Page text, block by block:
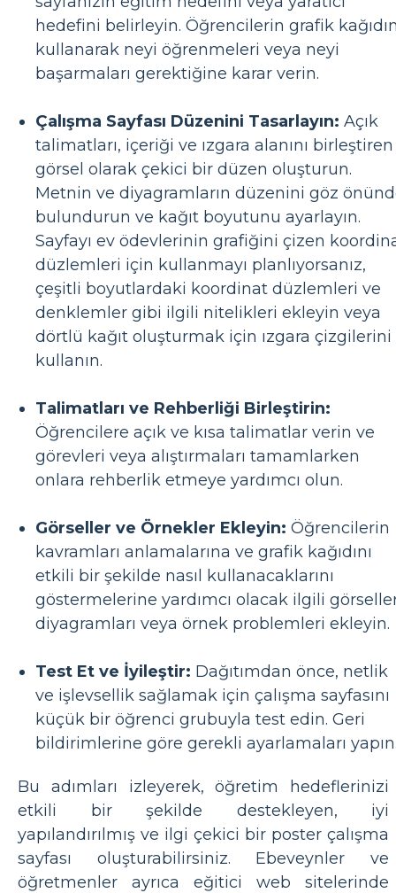
hedefini belirleyin. Öğrencilerin grafik
kullanarak neyi öğrenmeleri veya neyi
başarmaları gerektiğine karar verin.
Çalışma Sayfası Düzenini Tasarlayın: Açık
talimatları, içeriği ve ızgara alanını birleştiren
görsel olarak çekici bir düzen oluşturun.
Metnin ve diyagramların düzenini göz
bulundurun ve kağıt boyutunu ayarlayın.
Sayfayı ev ödevlerinin grafiğini çizen
düzlemleri için kullanmayı planlıyorsanız,
çeşitli boyutlardaki koordinat düzlemleri ve
denklemler gibi ilgili nitelikleri ekleyin veya
dörtlü kağıt oluşturmak için ızgara çizgilerini
kullanın.
Talimatları ve Rehberliği Birleştirin:
Öğrencilere açık ve kısa talimatlar verin ve
görevleri veya alıştırmaları tamamlarken
onlara rehberlik etmeye yardımcı olun.
Görseller ve Örnekler Ekleyin: Öğrencilerin
kavramları anlamalarına ve grafik kağıdını
etkili bir şekilde nasıl kullanacaklarını
göstermelerine yardımcı olacak ilgili
diyagramları veya örnek problemleri ekleyin.
Test Et ve İyileştir: Dağıtımdan önce, netlik
ve işlevsellik sağlamak için çalışma sayfasını
küçük bir öğrenci grubuyla test edin. Geri
bildirimlerine göre gerekli ayarlamaları
Bu adımları izleyerek, öğretim hedeflerinizi
etkili bir şekilde destekleyen, iyi
yapılandırılmış ve ilgi çekici bir poster çalışma
sayfası oluşturabilirsiniz. Ebeveynler ve
öğretmenler ayrıca eğitici web sitelerinde